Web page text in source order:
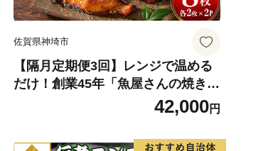
佐賀県神埼市
【隔月定期便3回】レンジで温める
だけ！創業45年「魚屋さんの焼き
魚」塩鮭・銀ダラ各2枚×2袋【魚料
理 夕食 おかず 簡単 手軽 レンチン
ふるさと納税】(H032119)
42,000円